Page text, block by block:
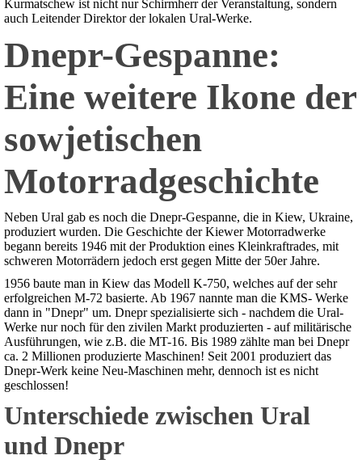
Kurmatschew ist nicht nur Schirmherr der Veranstaltung, sondern
auch Leitender Direktor der lokalen Ural-Werke.
Dnepr-Gespanne:
Eine weitere Ikone der
sowjetischen
Motorradgeschichte
Neben Ural gab es noch die Dnepr-Gespanne, die in Kiew, Ukraine,
produziert wurden. Die Geschichte der Kiewer Motorradwerke
begann bereits 1946 mit der Produktion eines Kleinkraftrades, mit
schweren Motorrädern jedoch erst gegen Mitte der 50er Jahre.
1956 baute man in Kiew das Modell K-750, welches auf der sehr
erfolgreichen M-72 basierte. Ab 1967 nannte man die KMS- Werke
dann in "Dnepr" um. Dnepr spezialisierte sich - nachdem die Ural-
Werke nur noch für den zivilen Markt produzierten - auf militärische
Ausführungen, wie z.B. die MT-16. Bis 1989 zählte man bei Dnepr
ca. 2 Millionen produzierte Maschinen! Seit 2001 produziert das
Dnepr-Werk keine Neu-Maschinen mehr, dennoch ist es nicht
geschlossen!
Unterschiede zwischen Ural
und Dnepr